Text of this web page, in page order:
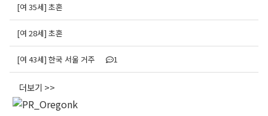
[여 35세] 초혼
[여 28세] 초혼
[여 43세] 한국 서울 거주 1
더보기 >>